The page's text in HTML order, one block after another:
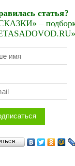
статья?
– подборку